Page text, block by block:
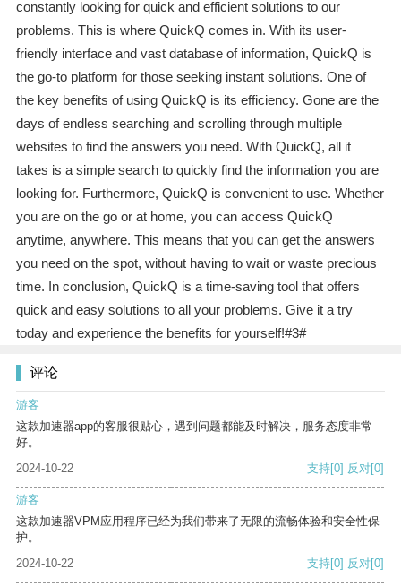
constantly looking for quick and efficient solutions to our
problems. This is where QuickQ comes in. With its user-
friendly interface and vast database of information, QuickQ is
the go-to platform for those seeking instant solutions. One of
the key benefits of using QuickQ is its efficiency. Gone are the
days of endless searching and scrolling through multiple
websites to find the answers you need. With QuickQ, all it
takes is a simple search to quickly find the information you are
looking for. Furthermore, QuickQ is convenient to use. Whether
you are on the go or at home, you can access QuickQ
anytime, anywhere. This means that you can get the answers
you need on the spot, without having to wait or waste precious
time. In conclusion, QuickQ is a time-saving tool that offers
quick and easy solutions to all your problems. Give it a try
today and experience the benefits for yourself!#3#
评论
游客
这款加速器app的客服很贴心，遇到问题都能及时解决，服务态度非常
好。
2024-10-22
支持[0] 反对[0]
游客
这款加速器VPM应用程序已经为我们带来了无限的流畅体验和安全性保
护。
2024-10-22
支持[0] 反对[0]